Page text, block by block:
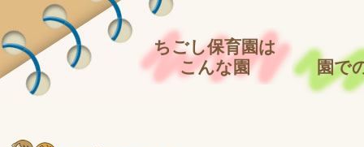
ちごし保育園は
こんな園
園で